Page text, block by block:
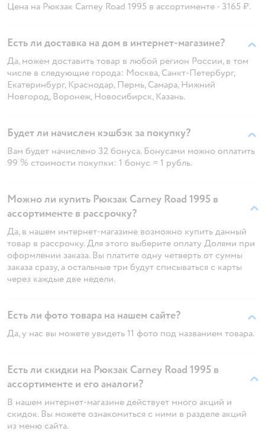
Цена на Рюкзак Carney Road 1995 в ассортименте - 3165 ₽.
Есть ли доставка на дом в интернет-магазине?
Да, можем доставить товар в любой регион России, в том
числе в следующие города: Москва, Санкт-Петербург,
Екатеринбург, Краснодар, Пермь, Самара, Нижний
Новгород, Воронеж, Новосибирск, Казань.
Будет ли начислен кэшбэк за покупку?
Вам будет начислено 32 бонуса. Бонусами можно оплатить
99 % стоимости покупки: 1 бонус = 1 рубль.
Можно ли купить Рюкзак Carney Road 1995 в
ассортименте в рассрочку?
Да, в нашем интернет-магазине возможно купить данный
товар в рассрочку. Для этого выберите оплату Долями при
оформлении заказа. Вы платите одну четверть от суммы
заказа сразу, а остальные три будут списываться с карты
через каждые две недели.
Есть ли фото товара на нашем сайте?
Да, у нас вы можете увидеть 11 фото под названием товара.
Есть ли скидки на Рюкзак Carney Road 1995 в
ассортименте и его аналоги?
В нашем интернет-магазине действует много акций и
скидок. Вы можете ознакомиться с ними в разделе акций
из меню сайта.